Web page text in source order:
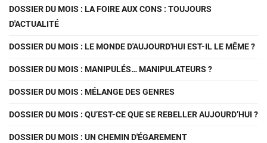
DOSSIER DU MOIS : LA FOIRE AUX CONS : TOUJOURS
D'ACTUALITÉ
DOSSIER DU MOIS : LE MONDE D'AUJOURD'HUI EST-IL LE MÊME ?
DOSSIER DU MOIS : MANIPULÉS… MANIPULATEURS ?
DOSSIER DU MOIS : MÉLANGE DES GENRES
DOSSIER DU MOIS : QU’EST-CE QUE SE REBELLER AUJOURD’HUI ?
DOSSIER DU MOIS : UN CHEMIN D'ÉGAREMENT